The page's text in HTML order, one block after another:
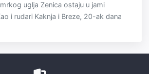
uglja Zenica ostaju u jami
i rudari Kaknja i Breze, 20-ak dana